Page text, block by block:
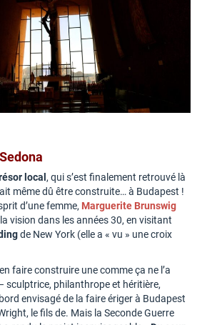
local , qui s’est finalement retrouvé là
même dû être construite… à Budapest !
d’une femme, Marguerite Brunswig
vision dans les années 30, en visitant
de New York (elle a « vu » une croix
faire construire une comme ça ne l’a
sculptrice, philanthrope et héritière,
envisagé de la faire ériger à Budapest
le fils de. Mais la Seconde Guerre